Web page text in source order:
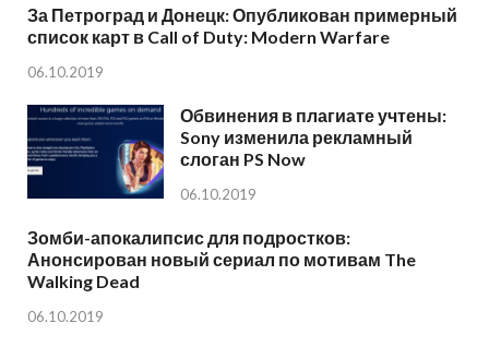
За Петроград и Донецк: Опубликован примерный
список карт в Call of Duty: Modern Warfare
06.10.2019
Обвинения в плагиате учтены:
Sony изменила рекламный
слоган PS Now
06.10.2019
Зомби-апокалипсис для подростков:
Анонсирован новый сериал по мотивам The
Walking Dead
06.10.2019